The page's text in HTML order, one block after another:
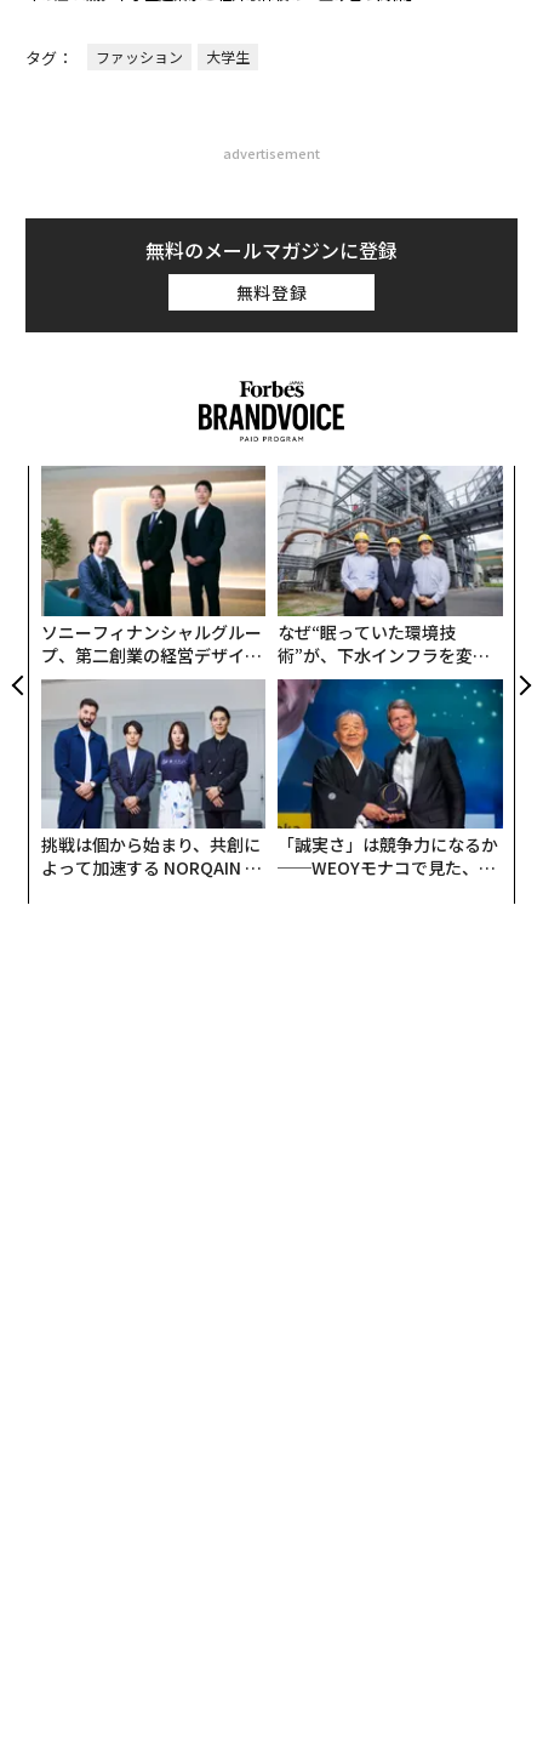
タグ： ファッション 大学生
advertisement
無料のメールマガジンに登録
無料登録
ソニーフィナンシャルグルー
プ、第二創業の経営デザイン
──カギは意志を引き出し、
束ね、共創すること
なぜ“眠っていた環境技
術”が、下水インフラを変え
たのか──産総研×月島JFE
アクアソリューションの10年
挑戦は個から始まり、共創に
よって加速する NORQAIN JA
「誠実さ」は競争力になるか
──WEOYモナコで見た、く